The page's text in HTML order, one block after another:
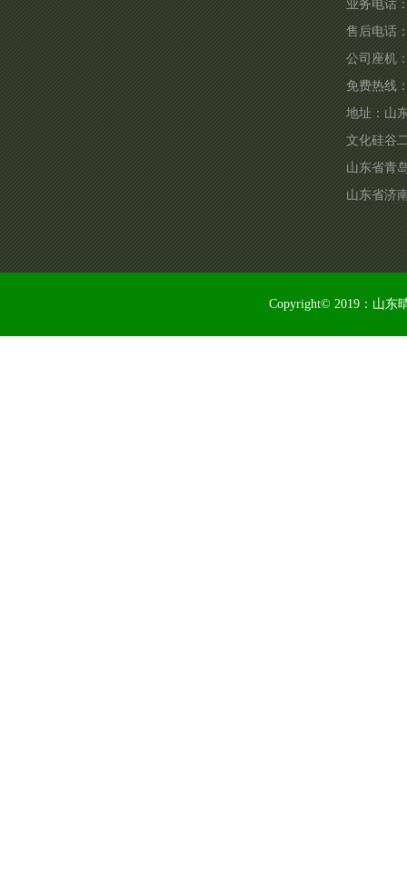
业务电话
售后电话
公司座机
免费热线
地址： 山
文化硅谷
山东省青
山东省济
Copyright© 2019：山东